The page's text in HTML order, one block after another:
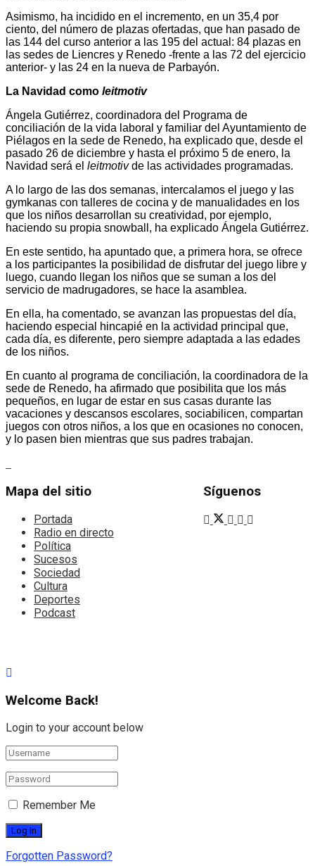
Asimismo, ha incidido en el incremento, en un 35,4 por
ciento, del número de plazas ofertadas, que han pasado de
las 144 del curso anterior a las 195 del actual: 84 plazas en
las sedes de Liencres y Renedo -frente a las 72 del ejercicio
anterior- y las 24 en la nueva de Parbayón.
La Navidad como leitmotiv
Ángela Gutiérrez, coordinadora del Programa de
conciliación de la vida laboral y familiar del Ayuntamiento de
Piélagos en la sede de Renedo, ha explicado que, desde el
pasado 26 de diciembre y hasta el próximo 5 de enero, la
Navidad será el leitmotivde las actividades programadas.
A lo largo de las dos semanas, intercalamos el juego y las
gymkanas con talleres de cocina y de manualidades en los
que los niños desarrollan su creatividad, por ejemplo,
haciendo su propia snowball, ha explicado Ángela Gutiérrez.
En este sentido, ha apuntado que, a primera hora, se ofrece
a los participantes la posibilidad de disfrutar del juego libre y
luego, cuando llegan los niños que se suman a los del
servicio de madrugadores, se hace la asamblea.
En ella, ha comentado, se avanzan las propuestas del día,
haciendo especial hincapié en la actividad principal que,
cada día, es diferente, pero siempre adaptada a las edades
de los niños.
En cuanto al programa de conciliación, la coordinadora de la
sede de Renedo, ha afirmado que posibilita que los más
pequeños, en lugar de estar en sus casas durante las
vacaciones y descansos escolares, sociabilicen, compartan
juegos con otros niños, a los que en ocasiones no conocen,
y lo pasen bien mientras que sus padres trabajan.
Mapa del sitio
Portada
Radio en directo
Política
Sucesos
Sociedad
Cultura
Deportes
Podcast
Síguenos
Welcome Back!
Login to your account below
Remember Me
Forgotten Password?